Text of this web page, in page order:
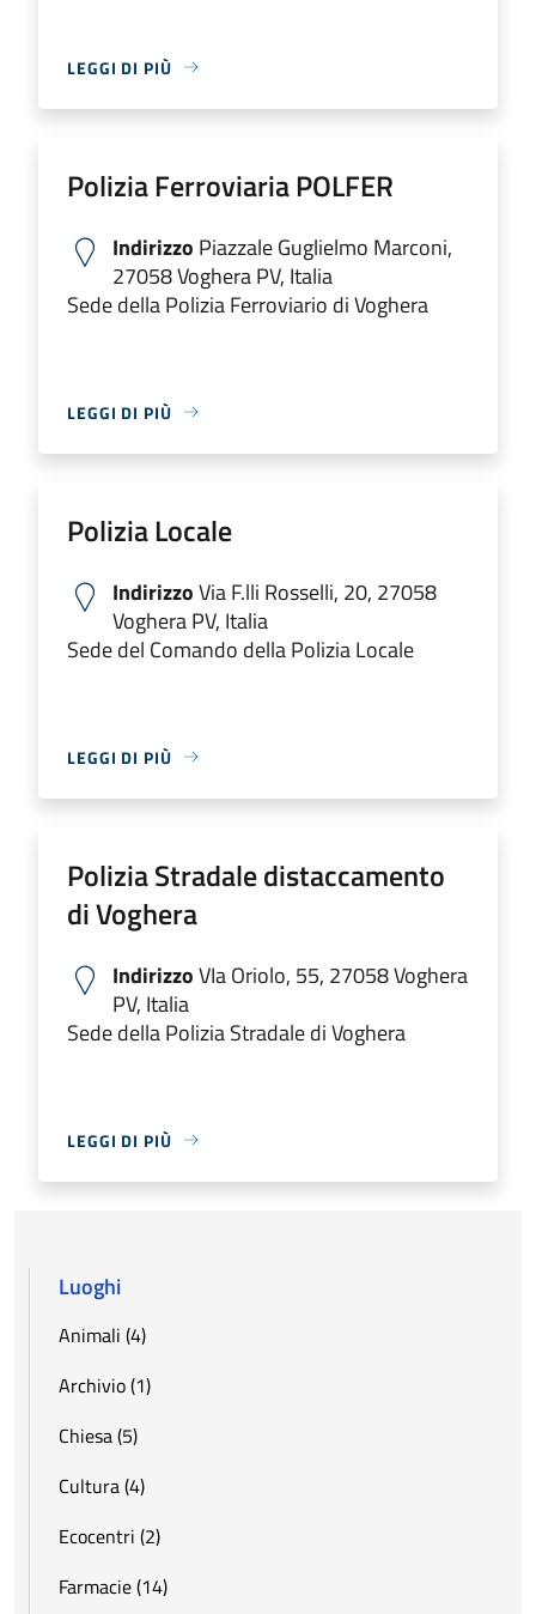
LEGGI DI PIÙ
Polizia Ferroviaria POLFER
Indirizzo Piazzale Guglielmo Marconi,
27058 Voghera PV, Italia
Sede della Polizia Ferroviario di Voghera
LEGGI DI PIÙ
Polizia Locale
IndirizzoVia F.lli Rosselli, 20, 27058
Voghera PV, Italia
Sede del Comando della Polizia Locale
LEGGI DI PIÙ
Polizia Stradale distaccamento
di Voghera
IndirizzoVIa Oriolo, 55, 27058 Voghera
PV, Italia
Sede della Polizia Stradale di Voghera
LEGGI DI PIÙ
Luoghi
Animali (4)
Archivio (1)
Chiesa (5)
Cultura (4)
Ecocentri (2)
Farmacie (14)